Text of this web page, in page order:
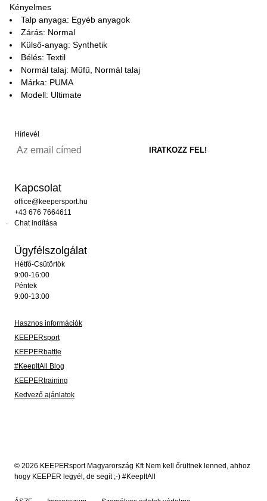
Kényelmes
Talp anyaga: Egyéb anyagok
Zárás: Normal
Külső-anyag: Synthetik
Bélés: Textil
Normál talaj: Műfű, Normál talaj
Márka: PUMA
Modell: Ultimate
Hírlevél
Kapcsolat
office@keepersport.hu
+43 676 7664611
Chat indítása
Ügyfélszolgálat
Hétfő-Csütörtök
9:00-16:00
Péntek
9:00-13:00
Hasznos információk
KEEPERsport
KEEPERbattle
#KeepItAll Blog
KEEPERtraining
Kedvező ajánlatok
© 2026 KEEPERsport Magyarország Kft Nem kell őrültnek lenned, ahhoz
hogy KEEPER legyél, de segít ;-) #KeepItAll